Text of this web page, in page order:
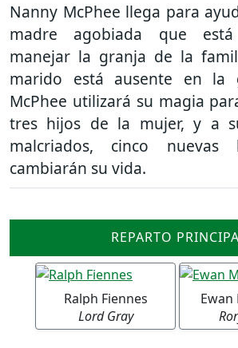
Nanny McPhee llega para
madre agobiada que
manejar la granja de la
marido está ausente en la
McPhee utilizará su magia
tres hijos de la mujer, y a
malcriados, cinco nuevas
cambiarán su vida.
REPARTO
Ralph Fiennes
Lord Gray